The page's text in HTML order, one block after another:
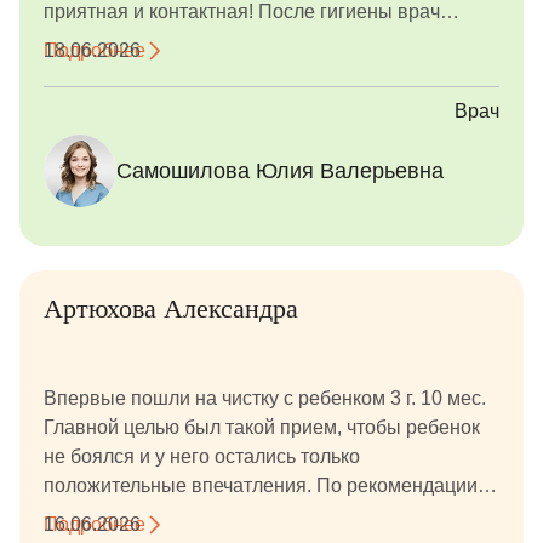
приятная и контактная! После гигиены врач
показала ребенку фото с индикатором налета,
Подробнее
18.06.2026
Врач
Самошилова Юлия Валерьевна
Артюхова Александра
Впервые пошли на чистку с ребенком 3 г. 10 мес.
Главной целью был такой прием, чтобы ребенок
не боялся и у него остались только
положительные впечатления. По рекомендации
знакомых обратились в данную клинику, к Алине
Подробнее
16.06.2026